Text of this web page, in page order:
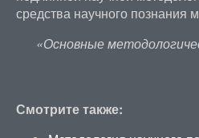
средства научного познания
«Основные
Смотрите также: